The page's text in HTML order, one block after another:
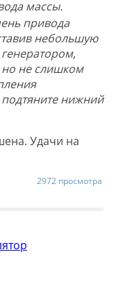
массы.
привода
небольшую
но не слишком
нижний
Удачи на
2972 просмотра